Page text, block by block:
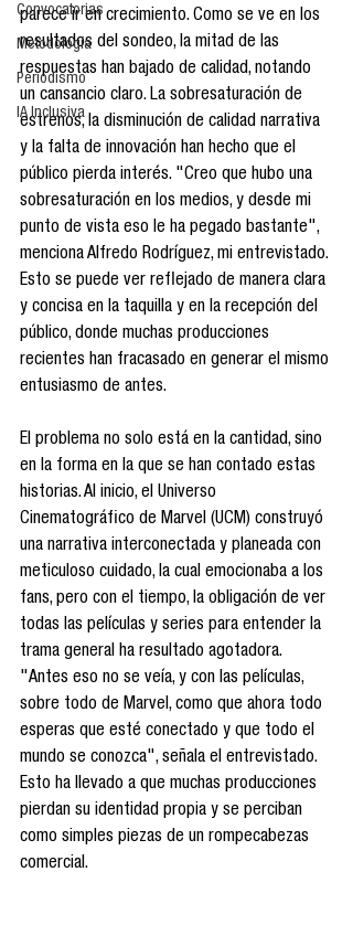
Convocatorias
Metodología
Periodismo
IA Inclusiva
parece ir en crecimiento. Como se ve en los
resultados del sondeo, la mitad de las
respuestas han bajado de calidad, notando
un cansancio claro. La sobresaturación de
estrenos, la disminución de calidad narrativa
y la falta de innovación han hecho que el
público pierda interés. "Creo que hubo una
sobresaturación en los medios, y desde mi
punto de vista eso le ha pegado bastante",
menciona Alfredo Rodríguez, mi entrevistado.
Esto se puede ver reflejado de manera clara
y concisa en la taquilla y en la recepción del
público, donde muchas producciones
recientes han fracasado en generar el mismo
entusiasmo de antes.
El problema no solo está en la cantidad, sino
en la forma en la que se han contado estas
historias. Al inicio, el Universo
Cinematográfico de Marvel (UCM) construyó
una narrativa interconectada y planeada con
meticuloso cuidado, la cual emocionaba a los
fans, pero con el tiempo, la obligación de ver
todas las películas y series para entender la
trama general ha resultado agotadora.
"Antes eso no se veía, y con las películas,
sobre todo de Marvel, como que ahora todo
esperas que esté conectado y que todo el
mundo se conozca", señala el entrevistado.
Esto ha llevado a que muchas producciones
pierdan su identidad propia y se perciban
como simples piezas de un rompecabezas
comercial.